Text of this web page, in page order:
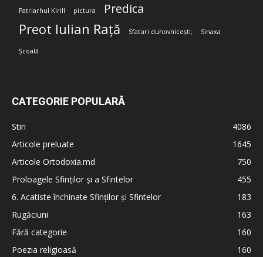
Patriarhul Kirill pictura Predica
Preot Iulian Rață Sfaturi duhovnicești; Sinaxa
Școală
CATEGORIE POPULARĂ
Stiri
4086
Articole preluate
1645
Articole Ortodoxia.md
750
Proloagele Sfinților și a Sfintelor
455
6. Acatiste închinate Sfinților și Sfintelor
183
Rugăciuni
163
Fără categorie
160
Poezia religioasă
160